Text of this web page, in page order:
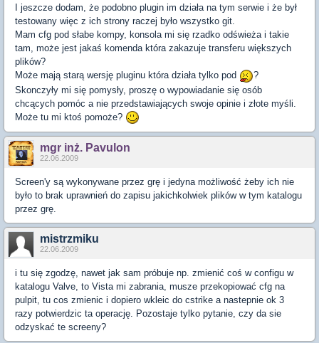
I jeszcze dodam, że podobno plugin im działa na tym serwie i że był
testowany więc z ich strony raczej było wszystko git.
Mam cfg pod słabe kompy, konsola mi się rzadko odświeża i takie
tam, może jest jakaś komenda która zakazuje transferu większych
plików?
Może mają starą wersję pluginu która działa tylko pod
?
Skonczyły mi się pomysły, proszę o wypowiadanie się osób
chcących pomóc a nie przedstawiających swoje opinie i złote myśli.
Może tu mi ktoś pomoże?
mgr inż. Pavulon
22.06.2009
Screen'y są wykonywane przez grę i jedyna możliwość żeby ich nie
było to brak uprawnień do zapisu jakichkolwiek plików w tym katalogu
przez grę.
mistrzmiku
22.06.2009
i tu się zgodzę, nawet jak sam próbuje np. zmienić coś w configu w
katalogu Valve, to Vista mi zabrania, musze przekopiować cfg na
pulpit, tu cos zmienic i dopiero wkleic do cstrike a nastepnie ok 3
razy potwierdzic ta operację. Pozostaje tylko pytanie, czy da sie
odzyskać te screeny?